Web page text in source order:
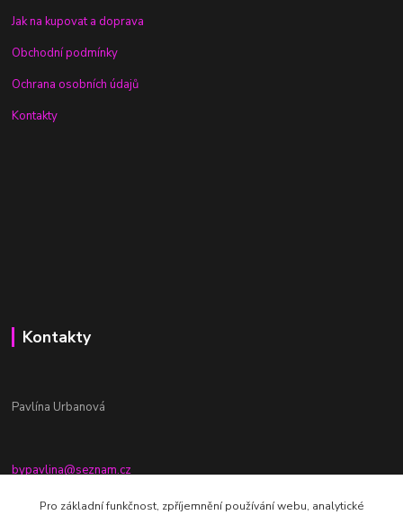
Jak na kupovat a doprava
Obchodní podmínky
Ochrana osobních údajů
Kontakty
Kontakty
Pavlína Urbanová
bypavlina@seznam.cz
+420774917196
Pro základní funkčnost, zpříjemnění používání webu, analytické